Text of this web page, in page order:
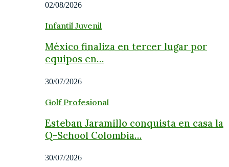
02/08/2026
Infantil Juvenil
México finaliza en tercer lugar por
equipos en…
30/07/2026
Golf Profesional
Esteban Jaramillo conquista en casa la
Q-School Colombia…
30/07/2026